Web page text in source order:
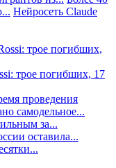
Нейросеть Claude
трое погибших, 17
проведения
самодельное...
за...
оставила...